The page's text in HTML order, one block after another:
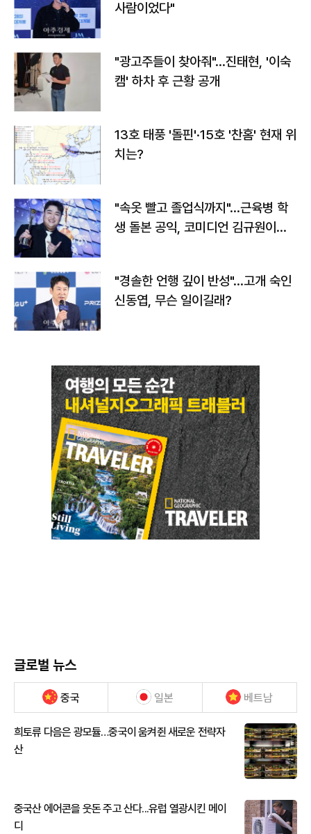
사람이었다"
"광고주들이 찾아줘"…진태현, '이숙
캠' 하차 후 근황 공개
13호 태풍 '돌핀'·15호 '찬홈' 현재 위
치는?
"속옷 빨고 졸업식까지"…근육병 학
생 돌본 공익, 코미디언 김규원이었
"경솔한 언행 깊이 반성"…고개 숙인
신동엽, 무슨 일이길래?
글로벌 뉴스
중국 일본 베트남
희토류 다음은 광모듈…중국이 움켜쥔 새로운 전략자
산
중국산 에어콘을 웃돈 주고 산다...유럽 열광시킨 메이
디